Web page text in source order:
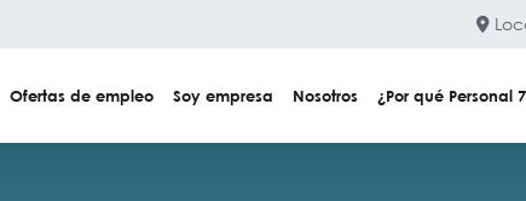
Ofertas de empleo Soy empresa Nosotros ¿Por qué Personal